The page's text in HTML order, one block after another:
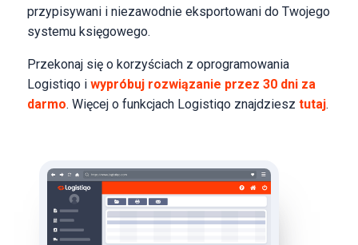
przypisywani i niezawodnie eksportowani do Twojego
systemu księgowego.
Przekonaj się o korzyściach z oprogramowania
Logistiqo i wypróbuj rozwiązanie przez 30 dni za
darmo. Więcej o funkcjach Logistiqo znajdziesztutaj.